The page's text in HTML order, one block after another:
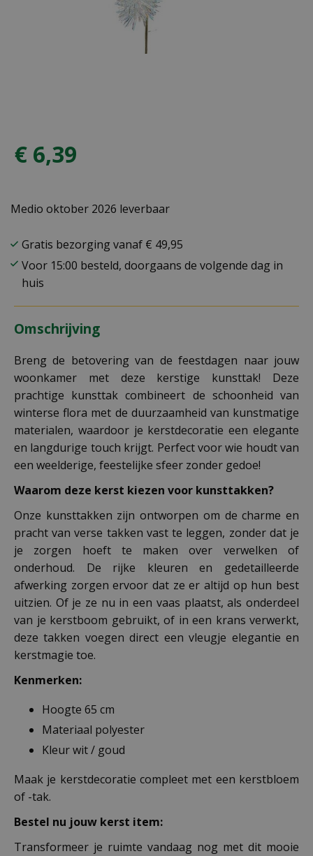
€ 6,39
Medio oktober 2026 leverbaar
Gratis bezorging vanaf € 49,95
Voor 15:00 besteld, doorgaans de volgende dag in
huis
Omschrijving
Breng de betovering van de feestdagen naar jouw
woonkamer met deze kerstige kunsttak! Deze
prachtige kunsttak combineert de schoonheid van
winterse flora met de duurzaamheid van kunstmatige
materialen, waardoor je kerstdecoratie een elegante
en langdurige touch krijgt. Perfect voor wie houdt van
een weelderige, feestelijke sfeer zonder gedoe!
Waarom deze kerst kiezen voor kunsttakken?
Onze kunsttakken zijn ontworpen om de charme en
pracht van verse takken vast te leggen, zonder dat je
je zorgen hoeft te maken over verwelken of
onderhoud. De rijke kleuren en gedetailleerde
afwerking zorgen ervoor dat ze er altijd op hun best
uitzien. Of je ze nu in een vaas plaatst, als onderdeel
van je kerstboom gebruikt, of in een krans verwerkt,
deze takken voegen direct een vleugje elegantie en
kerstmagie toe.
Kenmerken:
Hoogte 65 cm
Materiaal polyester
Kleur wit / goud
Maak je kerstdecoratie compleet met een kerstbloem
of -tak.
Bestel nu jouw kerst item:
Transformeer je ruimte vandaag nog met dit mooie